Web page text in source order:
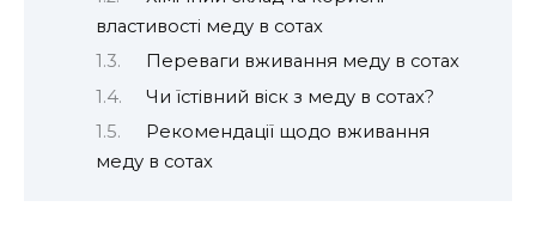
властивості меду в сотах
Переваги вживання меду в сотах
Чи їстівний віск з меду в сотах?
Рекомендації щодо вживання
меду в сотах